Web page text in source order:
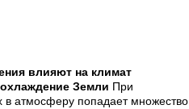
влияют на климат
Земли При
в атмосферу попадает множество